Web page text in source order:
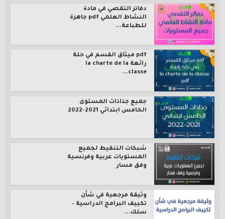
دفاتر التقصي في مادة
النشاط العلمي pdf جاهزة
للطباعة...
pdf ميثاق القسم في حلة
رائعة la charte de la
classe...
جميع جذاذات المستوى
الخامس ابتدائي 2021-2022
شبكات التنقيط لجميع
المستويات عربية وفرنسية
وفق مسار
وثيقة مرجعية في شأن
تكييف البرامج الدراسية –
سلك...